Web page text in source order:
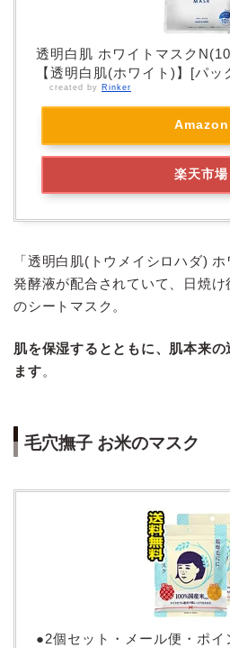
透明白肌 ホワイトマスク
【透明白肌(ホワイト)】[パッ
created by Rinker
Amazon
楽天市場
「透明白肌(トウメイシロハダ)
発酵液が配合されていて、日焼
のシートマスク。
肌を保湿するとともに、肌本来
ます。
毛穴撫子 お米のマスク
●2個セット・メール便・ポ